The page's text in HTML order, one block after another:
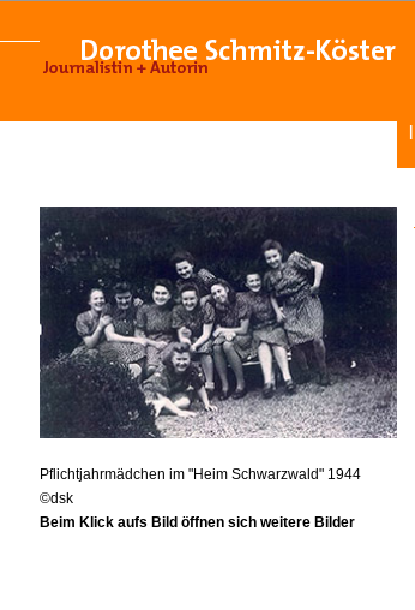
Pflichtjahrmädchen im "Heim Schwarzwald" 1944
©dsk
Beim Klick aufs Bild öffnen sich weitere Bilder